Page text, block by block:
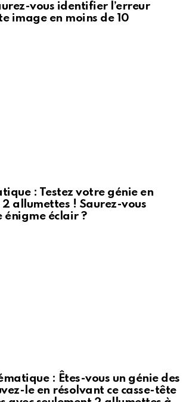
vous identifier l’erreur
image en moins de 10
: Testez votre génie en
allumettes ! Saurez-vous
énigme éclair ?
: Êtes-vous un génie des
le en résolvant ce casse-tête